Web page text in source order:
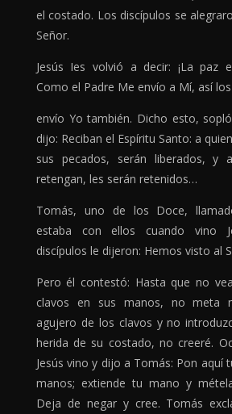
el costado. Los discípulos se
Señor.
Jesús Ies volvió a decir: ¡La paz
Como el Padre Me envío a Mí, así los
envío Yo también. Dicho esto,
dijo: Reciban el Espíritu Santo: a
sus pecados, serán liberados, y
retengan, les serán retenidos…
Tomás, uno de los Doce,
estaba con ellos cuando vino
discípulos le dijeron: Hemos visto al
Pero él contestó: Hasta que no
clavos en sus manos, no meta
agujero de los clavos y no
herida de su costado, no creeré.
Jesús vino y dijo a Tomás: Pon aquí
manos; extiende tu mano y
Deja de negar y cree. Tomás